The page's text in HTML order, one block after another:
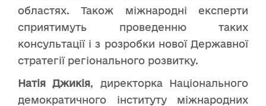
областях. Також міжнародні експерти
сприятимуть проведенню таких
консультації і з розробки нової Державної
стратегії регіонального розвитку.
Натія Джикія, директорка Національного
демократичного інституту міжнародних